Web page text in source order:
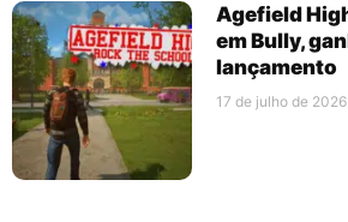
Agefield
em Bully,
lançamento
17 de julho de 2026